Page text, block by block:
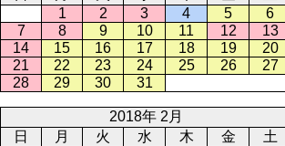
1
2 3 4 5
6
7
8 9 10 11 12
13
14
15 16 17 18 19
20
21
22 23 24 25 26
27
28
29 30 31
2018年 2月
日
月 火 水 木 金
土